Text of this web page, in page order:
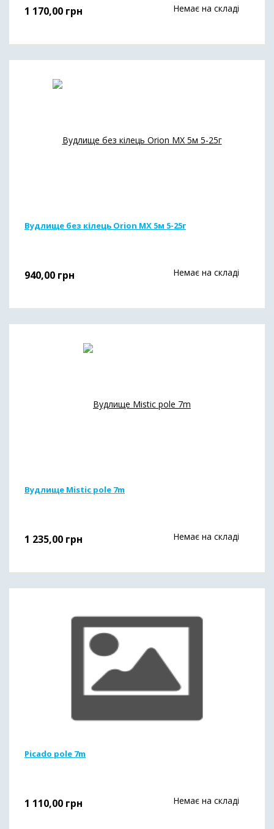
1 170,00 грн Немає на складі
Вудлище без кілець Orion MX 5м 5-25г
940,00 грн Немає на складі
Вудлище Mistic pole 7m
1 235,00 грн Немає на складі
Picado pole 7m
1 110,00 грн Немає на складі